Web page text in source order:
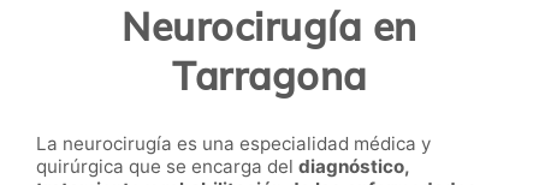
Neurocirugía en
Tarragona
La neurocirugía es una especialidad médica y
quirúrgica que se encarga del diagnóstico,